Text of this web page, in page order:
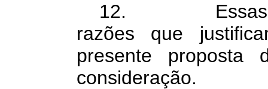
12. Essas,
razões que
presente
consideração.